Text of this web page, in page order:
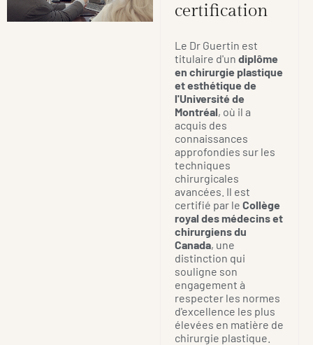
certification
Le Dr Guertin est
titulaire d'un diplôme
en chirurgie plastique
et esthétique de
l'Université de
Montréal, où il a
acquis des
connaissances
approfondies sur les
techniques
chirurgicales
avancées. Il est
certifié par le Collège
royal des médecins et
chirurgiens du
Canada, une
distinction qui
souligne son
engagement à
respecter les normes
d'excellence les plus
élevées en matière de
chirurgie plastique.